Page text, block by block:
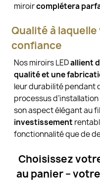
miroircomplétera
Qualité à
confiance
Nos miroirs LEDallient
qualité et une
leur durabilité pendant
processus
son aspect élégant au
investissement
fonctionnalité que de
Choisissez
au panier –